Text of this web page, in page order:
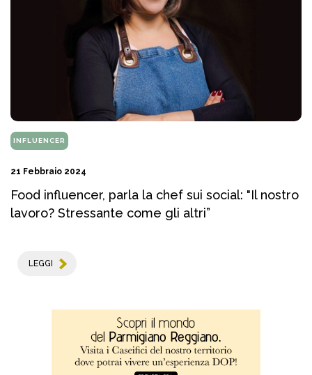
INFLUENCER
21 Febbraio 2024
Food influencer, parla la chef sui social: "Il nostro
lavoro? Stressante come gli altri”
LEGGI